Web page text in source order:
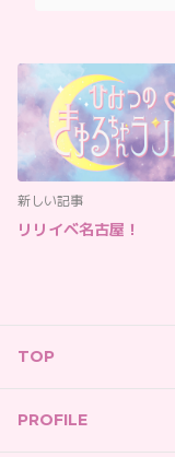
新しい記事
リリイベ名古屋！
TOP
PROFILE